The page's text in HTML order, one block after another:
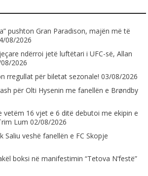
pushton Gran Paradison, majën më të
08/2026
ndërroi jetë luftëtari i UFC-së, Allan
2026
rregullat për biletat sezonale! 03/08/2026
për Olti Hysenin me fanellën e Brøndby
vetëm 16 vjet e 6 ditë debutoi me ekipin e
Lum 02/08/2026
Saliu veshë fanellën e FC Skopje
boksi në manifestimin “Tetova N’festë”